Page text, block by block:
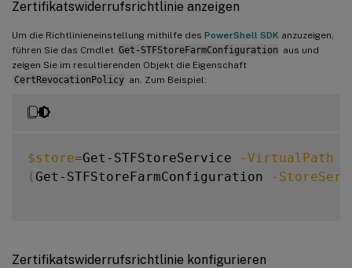
Zertifikatswiderrufsrichtlinie anzeigen
Um die Richtlinieneinstellung mithilfe des PowerShell SDK anzuzeigen,
führen Sie das Cmdlet Get-STFStoreFarmConfiguration aus und
zeigen Sie im resultierenden Objekt die Eigenschaft
CertRevocationPolicy an. Zum Beispiel:
$store=Get-STFStoreService -VirtualPath
( Get-STFStoreFarmConfiguration -
Zertifikatswiderrufsrichtlinie konfigurieren